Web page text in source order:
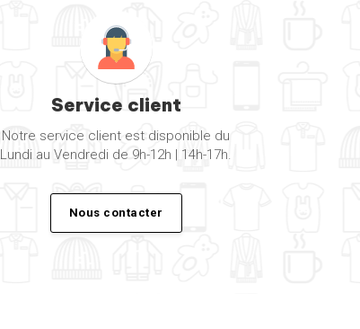
Service client
Notre service client est disponible du
Lundi au Vendredi de 9h-12h | 14h-17h.
Nous contacter